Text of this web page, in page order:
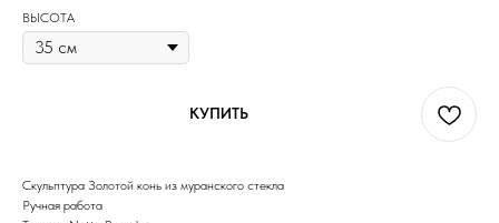
ВЫСОТА
КУПИТЬ
Скульптура Золотой конь из муранского стекла
Ручная работа